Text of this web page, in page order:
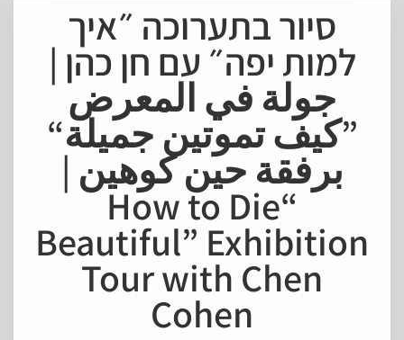
סיור בתערוכה ״איך
למות יפה״ עם חן כהן |
جولة في المعرض
”كيف تموتين جميلة“
برفقة حين كوهين |
“How to Die
Beautiful” Exhibition
Tour with Chen
Cohen